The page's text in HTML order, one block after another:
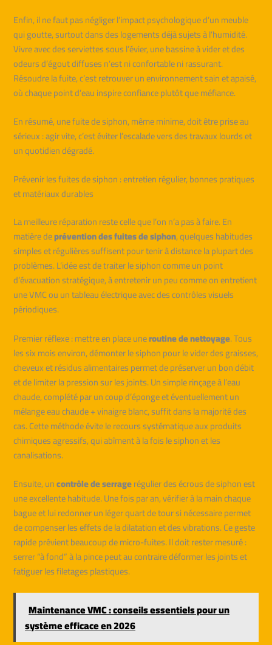
Enfin, il ne faut pas négliger l’impact psychologique d’un meuble
qui goutte, surtout dans des logements déjà sujets à l’humidité.
Vivre avec des serviettes sous l’évier, une bassine à vider et des
odeurs d’égout diffuses n’est ni confortable ni rassurant.
Résoudre la fuite, c’est retrouver un environnement sain et apaisé,
où chaque point d’eau inspire confiance plutôt que méfiance.
En résumé, une fuite de siphon, même minime, doit être prise au
sérieux : agir vite, c’est éviter l’escalade vers des travaux lourds et
un quotidien dégradé.
Prévenir les fuites de siphon : entretien régulier, bonnes pratiques
et matériaux durables
La meilleure réparation reste celle que l’on n’a pas à faire. En
matière deprévention des fuites de siphon, quelques habitudes
simples et régulières suffisent pour tenir à distance la plupart des
problèmes. L’idée est de traiter le siphon comme un point
d’évacuation stratégique, à entretenir un peu comme on entretient
une VMC ou un tableau électrique avec des contrôles visuels
périodiques.
Premier réflexe : mettre en place uneroutine de nettoyage. Tous
les six mois environ, démonter le siphon pour le vider des graisses,
cheveux et résidus alimentaires permet de préserver un bon débit
et de limiter la pression sur les joints. Un simple rinçage à l’eau
chaude, complété par un coup d’éponge et éventuellement un
mélange eau chaude + vinaigre blanc, suffit dans la majorité des
cas. Cette méthode évite le recours systématique aux produits
chimiques agressifs, qui abîment à la fois le siphon et les
canalisations.
Ensuite, uncontrôle de serragerégulier des écrous de siphon est
une excellente habitude. Une fois par an, vérifier à la main chaque
bague et lui redonner un léger quart de tour si nécessaire permet
de compenser les effets de la dilatation et des vibrations. Ce geste
rapide prévient beaucoup de micro-fuites. Il doit rester mesuré :
serrer “à fond” à la pince peut au contraire déformer les joints et
fatiguer les filetages plastiques.
Maintenance VMC : conseils essentiels pour un
système efficace en 2026